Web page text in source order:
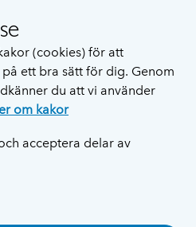
(cookies) för att
ett bra sätt för dig. Genom
du att vi använder
om kakor
acceptera delar av